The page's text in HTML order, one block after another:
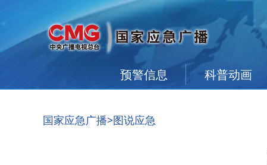
预警信息 科普动画
国家应急广播>图说应急